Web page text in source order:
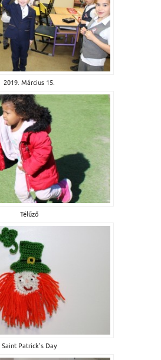
2019. Március 15.
Télűző
Saint Patrick's Day